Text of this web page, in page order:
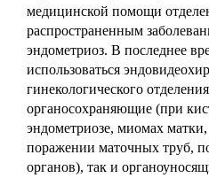
медицинской помощи
распространенным
эндометриоз. В последнее
использоваться
гинекологического
органосохраняющие (при
эндометриозе, миомах
поражении маточных труб,
органов), так и